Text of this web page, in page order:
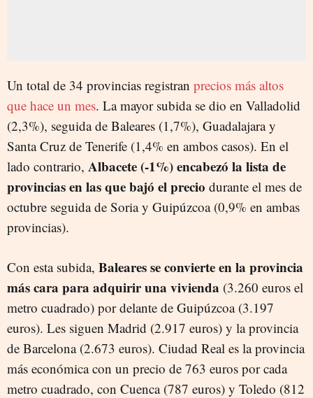
Un total de 34 provincias registran precios más altos
que hace un mes. La mayor subida se dio en Valladolid
(2,3%), seguida de Baleares (1,7%), Guadalajara y
Santa Cruz de Tenerife (1,4% en ambos casos). En el
lado contrario, Albacete (-1%) encabezó la lista de
provincias en las que bajó el precio durante el mes de
octubre seguida de Soria y Guipúzcoa (0,9% en ambas
provincias).
Con esta subida, Baleares se convierte en la provincia
más cara para adquirir una vivienda (3.260 euros el
metro cuadrado) por delante de Guipúzcoa (3.197
euros). Les siguen Madrid (2.917 euros) y la provincia
de Barcelona (2.673 euros). Ciudad Real es la provincia
más económica con un precio de 763 euros por cada
metro cuadrado, con Cuenca (787 euros) y Toledo (812